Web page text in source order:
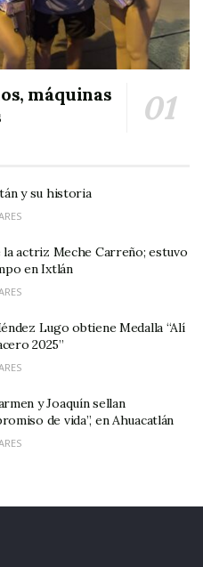
DIF ofreció a los
frescas, no sin
a esta marcha.
máquinas
y su historia
la actriz Meche Carreño; estuvo
en Ixtlán
Lugo obtiene Medalla “Alí
2025”
y Joaquín sellan
de vida”, en Ahuacatlán